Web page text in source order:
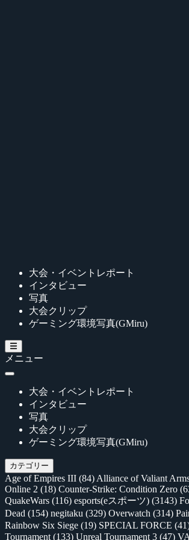
大会・イベントレポート
インタビュー
写真
大会クリップ
ゲーミング環境写真(GMiru)
メニュー
大会・イベントレポート
インタビュー
写真
大会クリップ
ゲーミング環境写真(GMiru)
カテゴリー
Age of Empires III (84) Alliance of Valiant
Online 2 (18) Counter-Strike: Condition Zero
QuakeWars (116) esports(eスポーツ) (3143)
Dead (154) negitaku (329) Overwatch (314)
Rainbow Six Siege (19) SPECIAL FORCE
Tournament (133) Unreal Tournament 3 (47)